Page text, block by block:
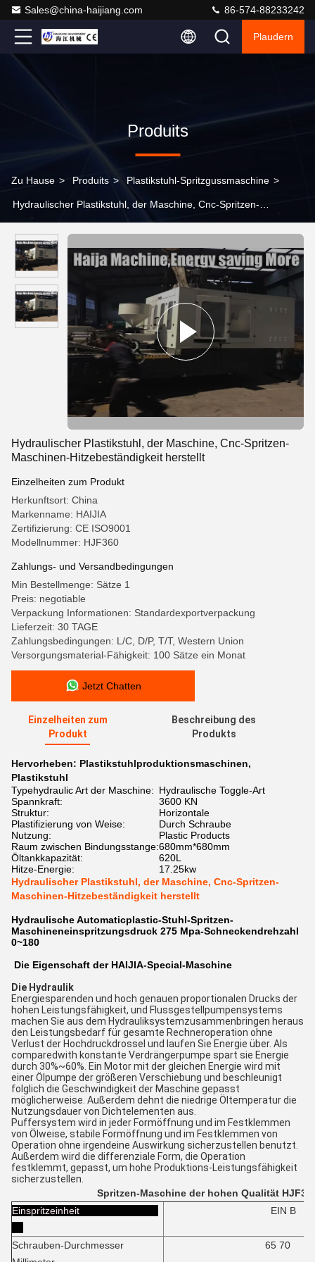
Sales@china-haijiang.com 86-574-88233242
Plaudern
Produits
Zu Hause > Produits > Plastikstuhl-Spritzgussmaschine >
Hydraulischer Plastikstuhl, der Maschine, Cnc-Spritzen-
Hydraulischer Plastikstuhl, der Maschine, Cnc-Spritzen-
Maschinen-Hitzebeständigkeit herstellt
Einzelheiten zum Produkt
Herkunftsort: China
Markenname: HAIJIA
Zertifizierung: CE ISO9001
Modellnummer: HJF360
Zahlungs- und Versandbedingungen
Min Bestellmenge: Sätze 1
Preis: negotiable
Verpackung Informationen: Standardexportverpackung
Lieferzeit: 30 TAGE
Zahlungsbedingungen: L/C, D/P, T/T, Western Union
Versorgungsmaterial-Fähigkeit: 100 Sätze ein Monat
Jetzt Chatten
Einzelheiten zum
Produkt
Beschreibung des
Produkts
Hervorheben: Plastikstuhlproduktionsmaschinen,
Plastikstuhl
Typehydraulic Art der Maschine: Hydraulische Toggle-Art
Spannkraft:
3600 KN
Struktur:
Horizontale
Plastifizierung von Weise:
Durch Schraube
Nutzung:
Plastic Products
Raum zwischen Bindungsstange:680mm*680mm
Öltankkapazität:
620L
Hitze-Energie:
17.25kw
Hydraulischer Plastikstuhl, der Maschine, Cnc-Spritzen-
Maschinen-Hitzebeständigkeit herstellt
Hydraulische Automaticplastic-Stuhl-Spritzen-
Maschineneinspritzungsdruck 275 Mpa-Schneckendrehzahl
0~180
Die Eigenschaft der HAIJIA-Special-Maschine
Die Hydraulik
Energiesparenden und hoch genauen proportionalen Drucks der
hohen Leistungsfähigkeit, und Flussgestellpumpensystems
machen Sie aus dem Hydrauliksystemzusammenbringen heraus
den Leistungsbedarf für gesamte Rechneroperation ohne
Verlust der Hochdruckdrossel und laufen Sie Energie über. Als
comparedwith konstante Verdrängerpumpe spart sie Energie
durch 30%~60%. Ein Motor mit der gleichen Energie wird mit
einer Ölpumpe der größeren Verschiebung und beschleunigt
folglich die Geschwindigkeit der Maschine gepasst
möglicherweise. Außerdem dehnt die niedrige Öltemperatur die
Nutzungsdauer von Dichtelementen aus.
Puffersystem wird in jeder Formöffnung und im Festklemmen
von Ölweise, stabile Formöffnung und im Festklemmen von
Operation ohne irgendeine Auswirkung sicherzustellen benutzt.
Außerdem wird die differenziale Form, die Operation
festklemmt, gepasst, um hohe Produktions-Leistungsfähigkeit
sicherzustellen.
Spritzen-Maschine der hohen Qualität
Einspritzeinheit
EIN B
Schrauben-Durchmesser
65 70